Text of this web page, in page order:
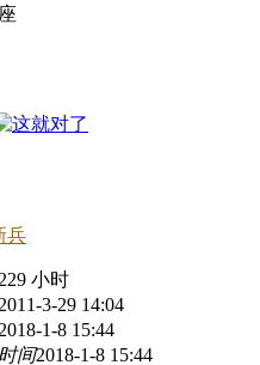
兵
小时
3-29 14:04
1-8 15:44
间2018-1-8 15:44